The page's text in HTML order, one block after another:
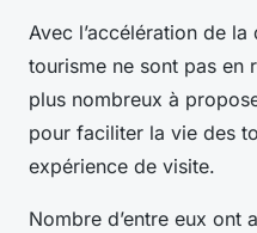
Avec l’accélération de
tourisme ne sont pas en
plus nombreux à
pour faciliter la vie des
expérience de visite.
Nombre d’entre eux ont